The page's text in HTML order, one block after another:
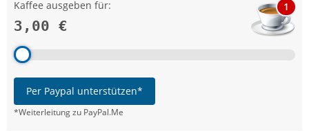
Kaffee ausgeben für:
3,00 €
1
Per Paypal unterstützen*
*Weiterleitung zu PayPal.Me